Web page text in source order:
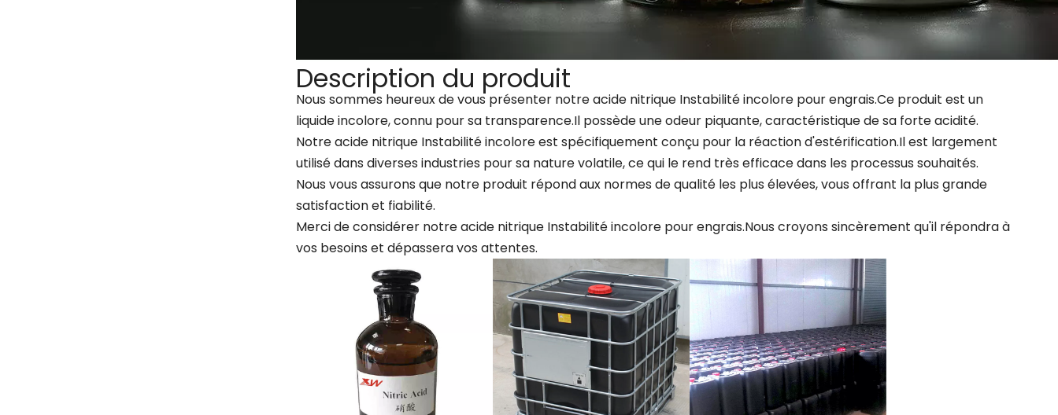
Description du produit
Nous sommes heureux de vous présenter notre acide nitrique Instabilité incolore pour engrais.Ce produit est un
liquide incolore, connu pour sa transparence.Il possède une odeur piquante, caractéristique de sa forte acidité.
Notre acide nitrique Instabilité incolore est spécifiquement conçu pour la réaction d'estérification.Il est largement
utilisé dans diverses industries pour sa nature volatile, ce qui le rend très efficace dans les processus souhaités.
Nous vous assurons que notre produit répond aux normes de qualité les plus élevées, vous offrant la plus grande
satisfaction et fiabilité.
Merci de considérer notre acide nitrique Instabilité incolore pour engrais.Nous croyons sincèrement qu'il répondra à
vos besoins et dépassera vos attentes.